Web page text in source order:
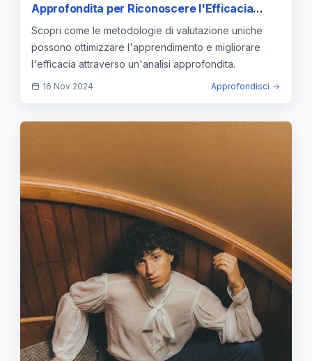
Approfondita per Riconoscere l'Efficacia
delle Diverse Strategie
Scopri come le metodologie di valutazione uniche
possono ottimizzare l'apprendimento e migliorare
l'efficacia attraverso un'analisi approfondita.
16 Nov 2024 Approfondisci